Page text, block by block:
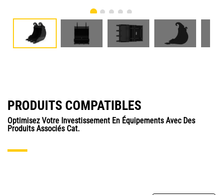
PRODUITS COMPATIBLES
Optimisez Votre Investissement En Équipements Avec Des
Produits Associés Cat.